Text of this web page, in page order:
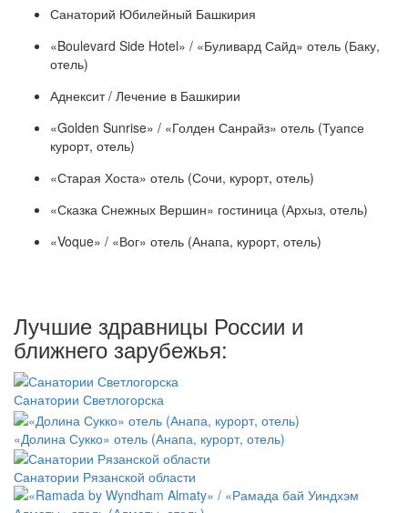
Санаторий Юбилейный Башкирия
«Boulevard Side Hotel» / «Буливард Сайд» отель (Баку,
отель)
Аднексит / Лечение в Башкирии
«Golden Sunrise» / «Голден Санрайз» отель (Туапсе
курорт, отель)
«Старая Хоста» отель (Сочи, курорт, отель)
«Сказка Снежных Вершин» гостиница (Архыз, отель)
«Voque» / «Вог» отель (Анапа, курорт, отель)
Лучшие здравницы России и
ближнего зарубежья:
Санатории Светлогорска
«Долина Сукко» отель (Анапа, курорт, отель)
Санатории Рязанской области